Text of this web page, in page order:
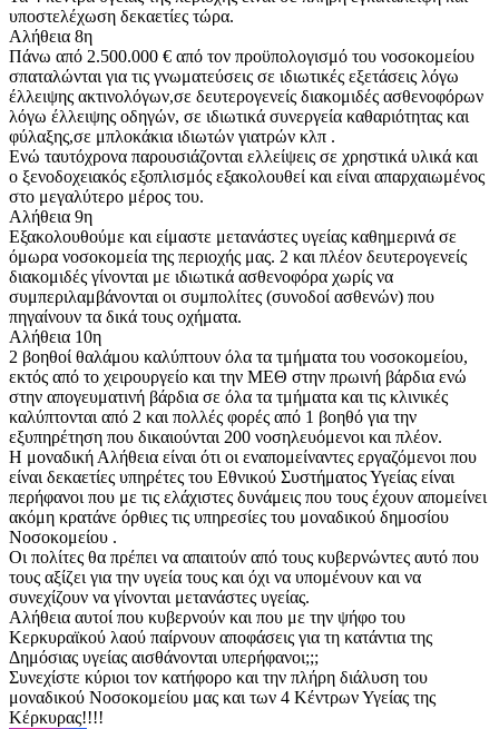
υποστελέχωση δεκαετίες τώρα.
Αλήθεια 8η
Πάνω από 2.500.000 € από τον προϋπολογισμό του νοσοκομείου
σπαταλώνται για τις γνωματεύσεις σε ιδιωτικές εξετάσεις λόγω
έλλειψης ακτινολόγων,σε δευτερογενείς διακομιδές ασθενοφόρων
λόγω έλλειψης οδηγών, σε ιδιωτικά συνεργεία καθαριότητας και
φύλαξης,σε μπλοκάκια ιδιωτών γιατρών κλπ .
Ενώ ταυτόχρονα παρουσιάζονται ελλείψεις σε χρηστικά υλικά και
ο ξενοδοχειακός εξοπλισμός εξακολουθεί και είναι απαρχαιωμένος
στο μεγαλύτερο μέρος του.
Αλήθεια 9η
Εξακολουθούμε και είμαστε μετανάστες υγείας καθημερινά σε
όμωρα νοσοκομεία της περιοχής μας. 2 και πλέον δευτερογενείς
διακομιδές γίνονται με ιδιωτικά ασθενοφόρα χωρίς να
συμπεριλαμβάνονται οι συμπολίτες (συνοδοί ασθενών) που
πηγαίνουν τα δικά τους οχήματα.
Αλήθεια 10η
2 βοηθοί θαλάμου καλύπτουν όλα τα τμήματα του νοσοκομείου,
εκτός από το χειρουργείο και την ΜΕΘ στην πρωινή βάρδια ενώ
στην απογευματινή βάρδια σε όλα τα τμήματα και τις κλινικές
καλύπτονται από 2 και πολλές φορές από 1 βοηθό για την
εξυπηρέτηση που δικαιούνται 200 νοσηλευόμενοι και πλέον.
Η μοναδική Αλήθεια είναι ότι οι εναπομείναντες εργαζόμενοι που
είναι δεκαετίες υπηρέτες του Εθνικού Συστήματος Υγείας είναι
περήφανοι που με τις ελάχιστες δυνάμεις που τους έχουν απομείνει
ακόμη κρατάνε όρθιες τις υπηρεσίες του μοναδικού δημοσίου
Νοσοκομείου .
Οι πολίτες θα πρέπει να απαιτούν από τους κυβερνώντες αυτό που
τους αξίζει για την υγεία τους και όχι να υπομένουν και να
συνεχίζουν να γίνονται μετανάστες υγείας.
Αλήθεια αυτοί που κυβερνούν και που με την ψήφο του
Κερκυραϊκού λαού παίρνουν αποφάσεις για τη κατάντια της
Δημόσιας υγείας αισθάνονται υπερήφανοι;;;
Συνεχίστε κύριοι τον κατήφορο και την πλήρη διάλυση του
μοναδικού Νοσοκομείου μας και των 4 Κέντρων Υγείας της
Κέρκυρας!!!!